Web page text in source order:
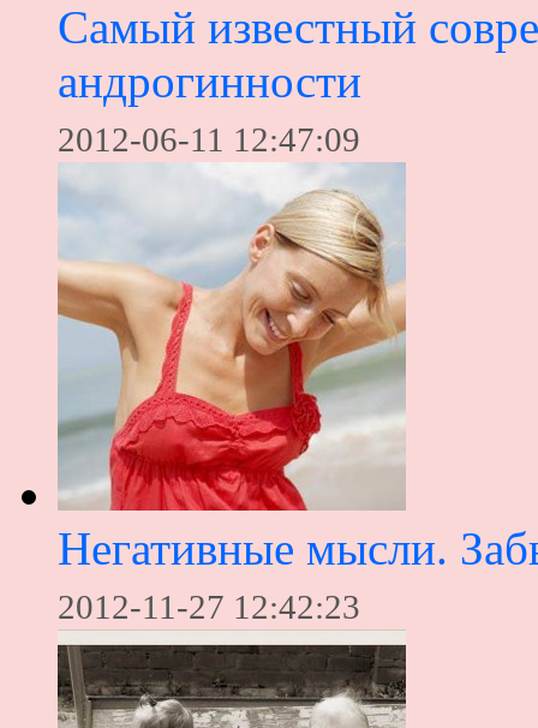
Cамый известный
андрогинности
2012-06-11 12:47:09
Негативные мысли.
2012-11-27 12:42:23